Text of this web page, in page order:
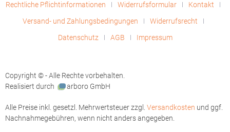
Rechtliche Pflichtinformationen
Widerrufsformular
Kontakt
Versand- und Zahlungsbedingungen
Widerrufsrecht
Datenschutz
AGB Impressum
Copyright © - Alle Rechte vorbehalten.
Realisiert durch
arboro GmbH
Alle Preise inkl. gesetzl. Mehrwertsteuer zzgl. Versandkosten und ggf.
Nachnahmegebühren, wenn nicht anders angegeben.